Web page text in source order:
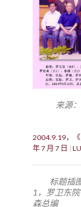
来源
2004.9.19，
年 7 月 7 日
标题插
1，罗卫东
森总编